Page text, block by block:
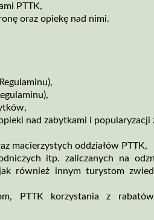
PTTK,
oraz opiekę nad nimi.
nad zabytkami i popularyzacji
macierzystych oddziałów PTTK,
itp. zaliczanych na
również innym turystom
PTTK korzystania z